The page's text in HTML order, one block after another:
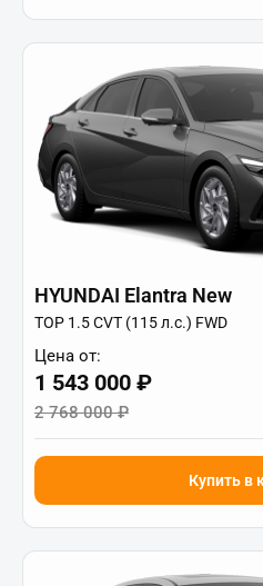
HYUNDAI Elantra New
TOP 1.5 CVT (115 л.с.) FWD
Цена от:
1 543 000 ₽
2 768 000 ₽
Купить в